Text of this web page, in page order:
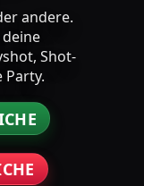
andere.
Shot-
Party.